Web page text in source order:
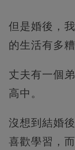
但是婚後，
的生活有多糟
丈夫有一個
高中。
沒想到結婚
喜歡學習，